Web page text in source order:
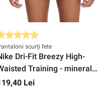
medie de 5 din 5 stele
scurți fete
Dri-Fit Breezy High-
Training - mineral
white
Lei